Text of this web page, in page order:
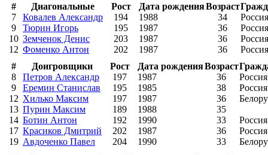
#
Диагональные Рост Дата рожденияВозраст
7
Ковалев Александр 194 1988 34
Россия
9
Тюрин Игорь 195 1987 36
Россия
10 Земченок Денис 203 1987 36
Россия
12 Фоменко Антон 202 1987 36
Россия
#
Доигровщики Рост Дата рожденияВозраст
8
Петров Александр 197 1987 36
Россия
9
Еремин Станислав 195 1985 38
Россия
12 Хилько Максим 197 1987 36
13 Пурин Максим 189 1988
35
14 Ботин Антон 192 1990 33
Россия
17 Красиков Дмитрий 202 1987 36
Россия
19 Авдоченко Павел 204 1990 33